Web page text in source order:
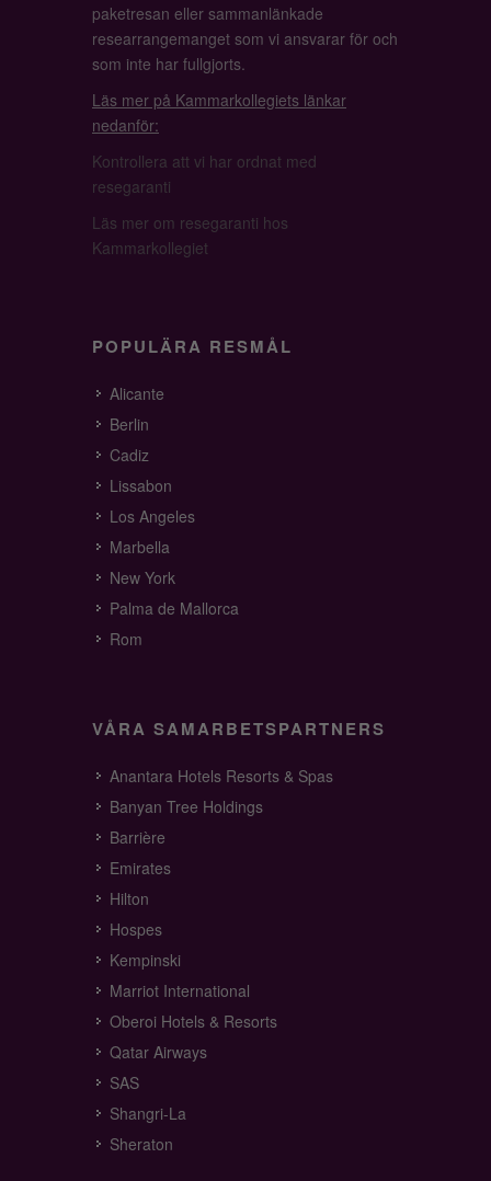
paketresan eller sammanlänkade
researrangemanget som vi ansvarar för och
som inte har fullgjorts.
Läs mer på Kammarkollegiets länkar
nedanför:
Kontrollera att vi har ordnat med
resegaranti
Läs mer om resegaranti hos
Kammarkollegiet
POPULÄRA RESMÅL
Alicante
Berlin
Cadiz
Lissabon
Los Angeles
Marbella
New York
Palma de Mallorca
Rom
VÅRA SAMARBETSPARTNERS
Anantara Hotels Resorts & Spas
Banyan Tree Holdings
Barrière
Emirates
Hilton
Hospes
Kempinski
Marriot International
Oberoi Hotels & Resorts
Qatar Airways
SAS
Shangri-La
Sheraton